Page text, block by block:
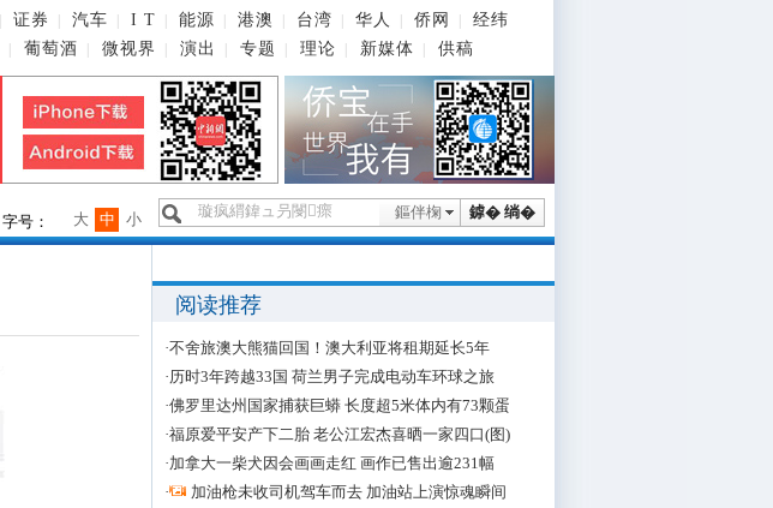
证券 汽车 I T 能源 港澳 台湾 华人 侨网
经纬
葡萄酒 微视界 演出 专题 理论 新媒体 供稿
鎼� 绱�
鏂伴椈
字号： 小
中
大
阅读推荐
·不舍旅澳大熊猫回国！澳大利亚将租期延长5年
·历时3年跨越33国 荷兰男子完成电动车环球之旅
·佛罗里达州国家捕获巨蟒 长度超5米体内有73颗蛋
·福原爱平安产下二胎 老公江宏杰喜晒一家四口(图)
·加拿大一柴犬因会画画走红 画作已售出逾231幅
·
加油枪未收司机驾车而去 加油站上演惊魂瞬间